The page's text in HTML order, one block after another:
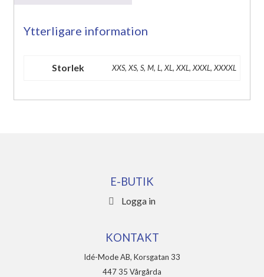
Ytterligare information
Storlek XXS, XS, S, M, L, XL, XXL, XXXL, XXXXL
E-BUTIK
Logga in
KONTAKT
Idé-Mode AB, Korsgatan 33
447 35 Vårgårda